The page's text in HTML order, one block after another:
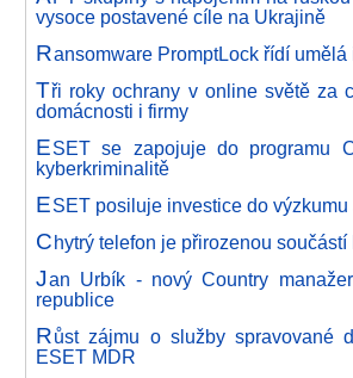
vysoce postavené cíle na Ukrajině
Ransomware PromptLock řídí
Tři roky ochrany v online světě za
domácnosti i firmy
ESET se zapojuje do programu
kyberkriminalitě
ESET posiluje investice do výzkumu
Chytrý telefon je přirozenou
Jan Urbík - nový Country
republice
Růst zájmu o služby spravované
ESET MDR